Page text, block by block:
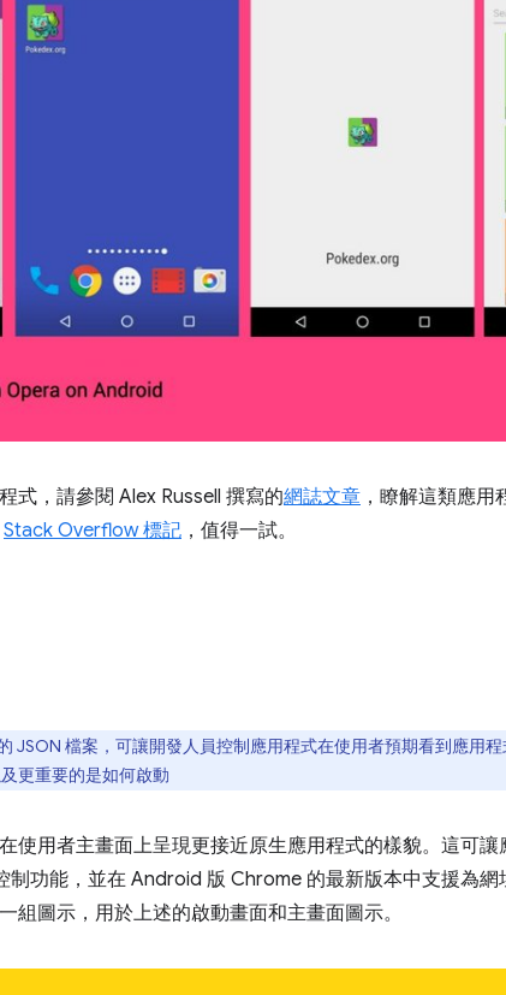
式，請參閱 Alex Russell 撰寫的網誌文章 ，瞭解這類應
Stack Overflow 標記 ，值得一試。
JSON 檔案，可讓開發人員控制應用程式在使用者預期看到應用
更重要的是如何啟動
使用者主畫面上呈現更接近原生應用程式的樣貌。這可
制功能，並在 Android 版 Chrome 的最新版本中支援為網
組圖示，用於上述的啟動畫面和主畫面圖示。